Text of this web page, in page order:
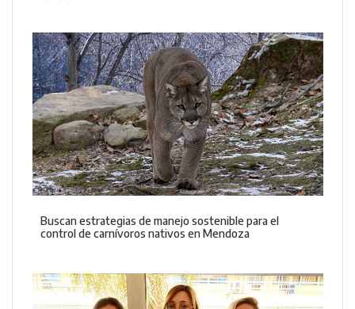
Buscan estrategias de manejo sostenible para el
control de carnívoros nativos en Mendoza